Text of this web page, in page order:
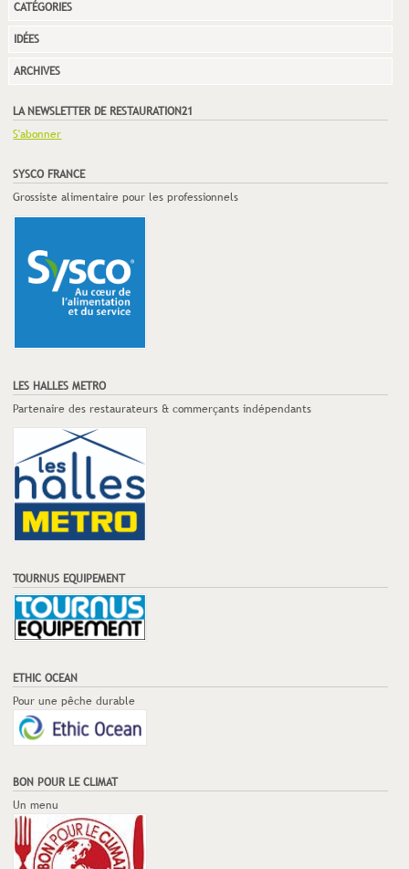
CATÉGORIES
IDÉES
ARCHIVES
LA NEWSLETTER DE RESTAURATION21
S'abonner
SYSCO FRANCE
Grossiste alimentaire pour les professionnels
LES HALLES METRO
Partenaire des restaurateurs & commerçants indépendants
TOURNUS EQUIPEMENT
ETHIC OCEAN
Pour une pêche durable
BON POUR LE CLIMAT
Un menu